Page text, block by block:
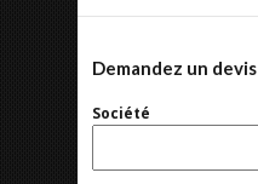
Demandez un devis
Société